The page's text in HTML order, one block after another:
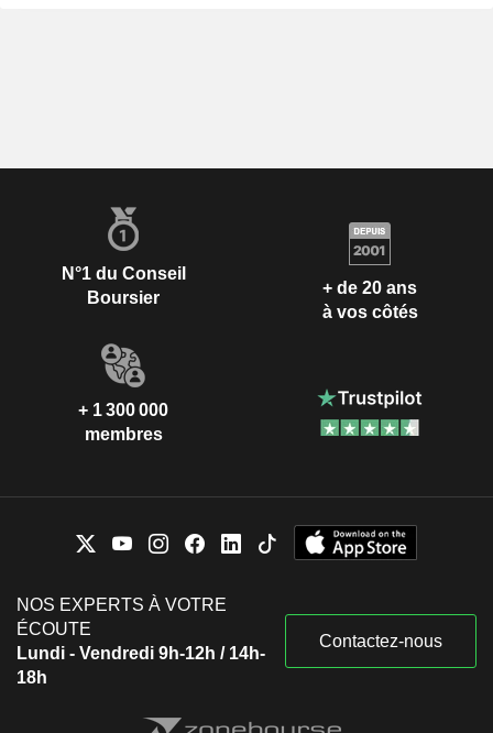
N°1 du Conseil
Boursier
+ de 20 ans
à vos côtés
+ 1 300 000
membres
NOS EXPERTS À VOTRE
ÉCOUTE
Lundi - Vendredi 9h-12h / 14h-
18h
Contactez-nous